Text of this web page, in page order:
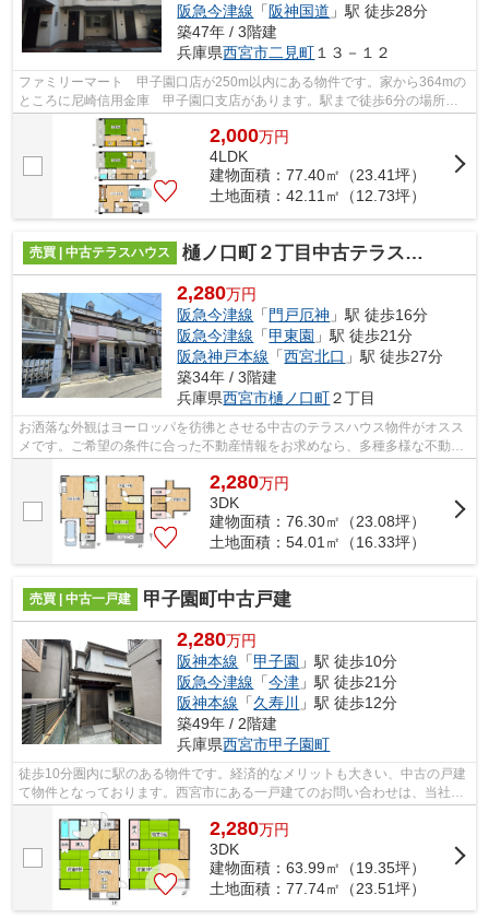
阪急今津線 「阪神国道 」駅 徒歩28分
築47年 / 3階建
兵庫県西宮市二見町 １３－１２
ファミリーマート 甲子園口店が250m以内にある物件です。家から364mの
ところに尼崎信用金庫 甲子園口支店があります。駅まで徒歩6分の場所に
ある物件です。出来るだけ価格を抑えたい...
2,000万円
4LDK
建物面積：77.40㎡（23.41坪）
土地面積：42.11㎡（12.73坪）
売買 | 中古テラスハウス 樋ノ口町２丁目中古テラスハウス
2,280万円
阪急今津線 「 門戸厄神 」駅 徒歩16分
阪急今津線 「甲東園 」駅 徒歩21分
阪急神戸本線 「西宮北口 」駅 徒歩27分
築34年 / 3階建
兵庫県西宮市樋ノ口町２丁目
お洒落な外観はヨーロッパを彷彿とさせる中古のテラスハウス物件がオスス
メです。ご希望の条件に合った不動産情報をお求めなら、多種多様な不動産
2,280万円
3DK
建物面積：76.30㎡（23.08坪）
土地面積：54.01㎡（16.33坪）
売買 | 中古一戸建 甲子園町中古戸建
2,280万円
阪神本線 「甲子園 」駅 徒歩10分
阪急今津線 「今津 」駅 徒歩21分
阪神本線 「久寿川
」駅 徒歩12分
築49年 / 2階建
兵庫県西宮市甲子園町
徒歩10分圏内に駅のある物件です。経済的なメリットも大きい、中古の戸建
て物件となっております。西宮市にある一戸建てのお問い合わせは、当社が
承っております。マイホームの購入を...
2,280万円
3DK
建物面積：63.99㎡（19.35坪）
土地面積：77.74㎡（23.51坪）